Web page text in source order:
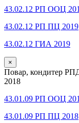
43.02.12 РП ООЦ
43.02.12 РП ПЦ 2019
43.02.12 ГИА 2019
×
Повар, кондитер
2018
43.01.09 РП ООЦ
43.01.09 РП ПЦ 2018